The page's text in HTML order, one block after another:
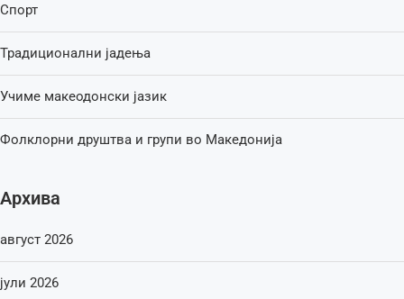
Спорт
Традиционални јадења
Учиме макеодонски јазик
Фолклорни друштва и групи во Македонија
Архива
август 2026
јули 2026